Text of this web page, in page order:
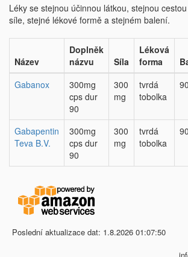
Léky se stejnou účinnou látkou, stejnou
síle, stejné lékové formě a stejném balení.
Název
Doplněk
názvu
Síla
Léková
forma
Gabanox
300mg
cps dur
90
300
mg
tvrdá
tobolka
90
Gabapentin
Teva B.V.
300mg
cps dur
90
300
mg
tvrdá
tobolka
90
Poslední aktualizace dat: 1.8.2026 01:07:50